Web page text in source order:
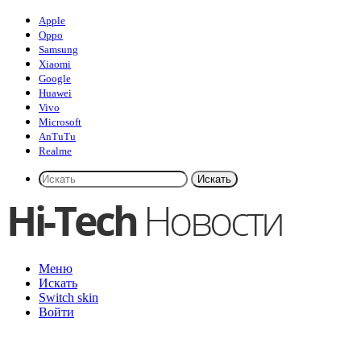
Apple
Oppo
Samsung
Xiaomi
Google
Huawei
Vivo
Microsoft
AnTuTu
Realme
Искать
Меню
Искать
Switch skin
Войти